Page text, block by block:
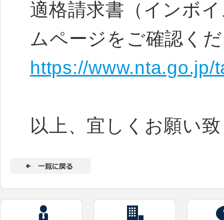
適格請求書（インボ
ムページをご確認く
https://
以上、宜しくお願い